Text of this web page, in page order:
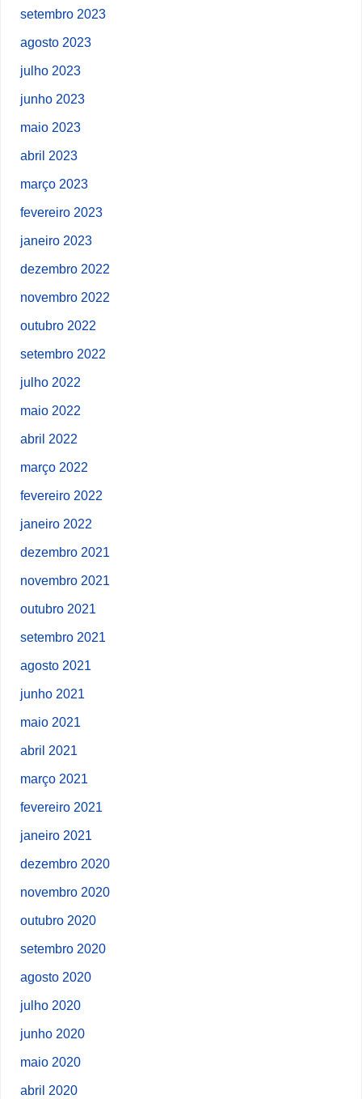
setembro 2023
agosto 2023
julho 2023
junho 2023
maio 2023
abril 2023
março 2023
fevereiro 2023
janeiro 2023
dezembro 2022
novembro 2022
outubro 2022
setembro 2022
julho 2022
maio 2022
abril 2022
março 2022
fevereiro 2022
janeiro 2022
dezembro 2021
novembro 2021
outubro 2021
setembro 2021
agosto 2021
junho 2021
maio 2021
abril 2021
março 2021
fevereiro 2021
janeiro 2021
dezembro 2020
novembro 2020
outubro 2020
setembro 2020
agosto 2020
julho 2020
junho 2020
maio 2020
abril 2020